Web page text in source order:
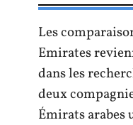
Les
Emirates
dans les
deux
Émirats arabes